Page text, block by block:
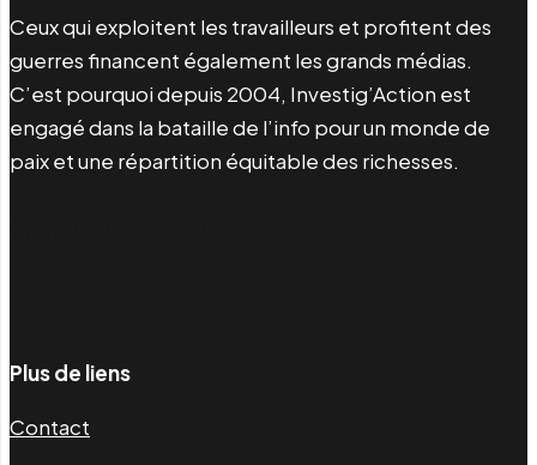
Ceux qui exploitent les travailleurs et profitent des
guerres financent également les grands médias.
C’est pourquoi depuis 2004, Investig’Action est
engagé dans la bataille de l’info pour un monde de
paix et une répartition équitable des richesses.
Plus de liens
Contact